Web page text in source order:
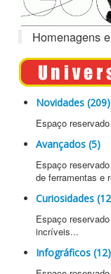
Homenagens
Novidades (209)
Espaço
Avançados (5)
Espaço
de ferramentas e
Curiosidades
Espaço
incríveis...
Infográficos (12)